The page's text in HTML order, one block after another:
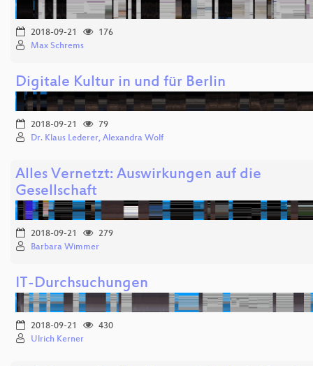
2018-09-21
176
Max Schrems
Digitale Kultur in und für Berlin
2018-09-21
79
Dr. Klaus Lederer, Alexandra Wolf
Alles Vernetzt: Auswirkungen auf die
Gesellschaft
2018-09-21
279
Barbara Wimmer
IT-Durchsuchungen
2018-09-21
430
Ulrich Kerner